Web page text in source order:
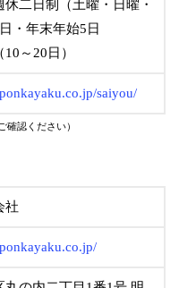
二日制（土曜・日曜・
・年末年始5日
～20日）
saiyou/
確認ください）
社